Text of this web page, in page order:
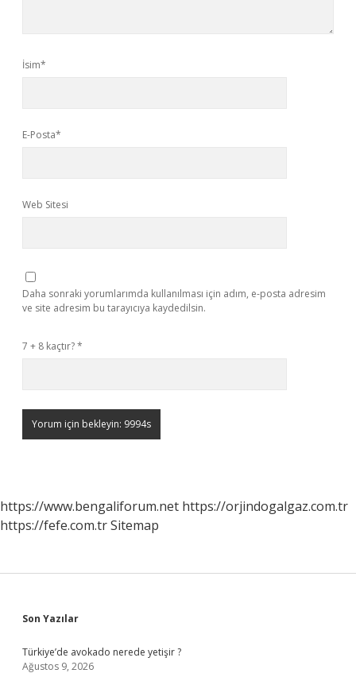
İsim*
E-Posta*
Web Sitesi
Daha sonraki yorumlarımda kullanılması için adım, e-posta adresim
ve site adresim bu tarayıcıya kaydedilsin.
7 + 8 kaçtır?*
https://www.bengaliforum.net https://orjindogalgaz.com.tr
https://fefe.com.trSitemap
Sidebar
Son Yazılar
Türkiye’de avokado nerede yetişir ?
Ağustos 9, 2026